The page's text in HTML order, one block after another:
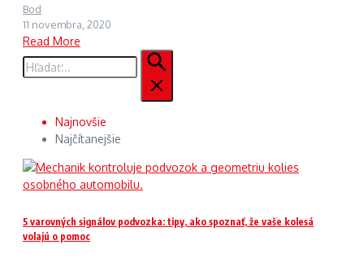
Bod
11 novembra, 2020
Read More
Hľadať:
Najnovšie
Najčítanejšie
5 varovných signálov podvozka: tipy, ako spoznať, že vaše kolesá
volajú o pomoc